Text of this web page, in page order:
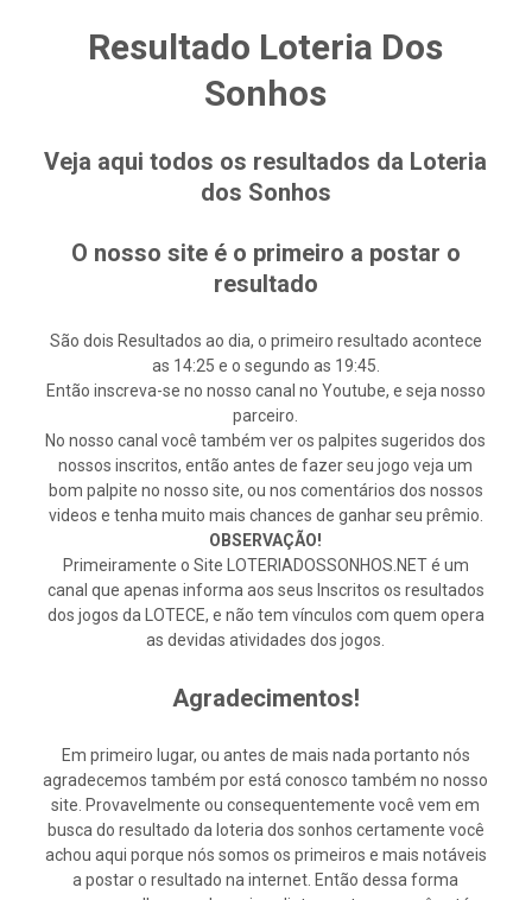
Resultado Loteria Dos
Sonhos
Veja aqui todos os resultados da Loteria
dos Sonhos
O nosso site é o primeiro a postar o
resultado
São dois Resultados ao dia, o primeiro resultado acontece
as 14:25 e o segundo as 19:45.
Então inscreva-se no nosso canal no Youtube, e seja nosso
parceiro.
No nosso canal você também ver os palpites sugeridos dos
nossos inscritos, então antes de fazer seu jogo veja um
bom palpite no nosso site, ou nos comentários dos nossos
videos e tenha muito mais chances de ganhar seu prêmio.
OBSERVAÇÃO!
Primeiramente o Site LOTERIADOSSONHOS.NET é um
canal que apenas informa aos seus Inscritos os resultados
dos jogos da LOTECE, e não tem vínculos com quem opera
as devidas atividades dos jogos.
Agradecimentos!
Em primeiro lugar, ou antes de mais nada portanto nós
agradecemos também por está conosco também no nosso
site. Provavelmente ou consequentemente você vem em
busca do resultado da loteria dos sonhos certamente você
achou aqui porque nós somos os primeiros e mais notáveis
a postar o resultado na internet. Então dessa forma